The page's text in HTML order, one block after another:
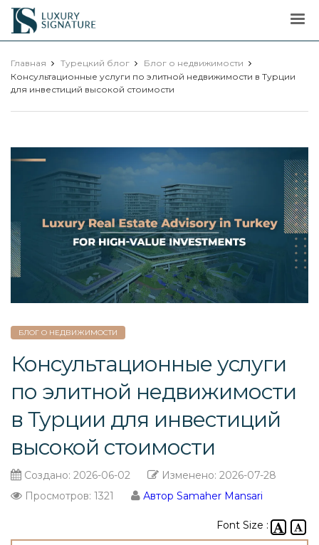
Luxury
Signature
Главная Турецкий блог
Блог о недвижимости
Консультационные услуги по элитной недвижимости в Турции
для инвестиций высокой стоимости
БЛОГ О НЕДВИЖИМОСТИ
Консультационные услуги
по элитной недвижимости
в Турции для инвестиций
высокой стоимости
Создано: 2026-06-02 Изменено: 2026-07-28
Просмотров: 1321
Автор Samaher Mansari
Font Size :